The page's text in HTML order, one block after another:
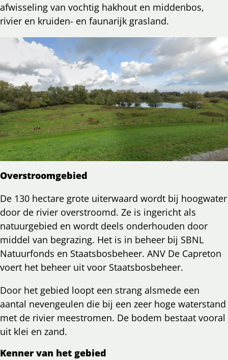
afwisseling van vochtig hakhout en middenbos,
rivier en kruiden- en faunarijk grasland.
Overstroomgebied
De 130 hectare grote uiterwaard wordt bij hoogwater
door de rivier overstroomd. Ze is ingericht als
natuurgebied en wordt deels onderhouden door
middel van begrazing. Het is in beheer bij SBNL
Natuurfonds en Staatsbosbeheer. ANV De Capreton
voert het beheer uit voor Staatsbosbeheer.
Door het gebied loopt een strang alsmede een
aantal nevengeulen die bij een zeer hoge waterstand
met de rivier meestromen. De bodem bestaat vooral
uit klei en zand.
Kenner van het gebied